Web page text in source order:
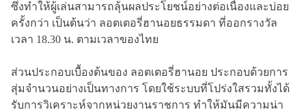
ซึ่งทำให้ผู้เล่นสามารถลุ้นผลประโยชน์อย่างต่อเนื่องและบ่อย
ครั้งกว่า เป็นต้นว่า ลอตเตอรี่ฮานอยธรรมดา ที่ออกรางวัล
เวลา 18.30 น. ตามเวลาของไทย
ส่วนประกอบเบื้องต้นของ ลอตเตอรี่ฮานอย ประกอบด้วยการ
สุ่มจำนวนอย่างเป็นทางการ โดยใช้ระบบที่โปร่งใสรวมทั้งได้
รับการวิเคราะห์จากหน่วยงานราชการ ทำให้มันมีความน่า